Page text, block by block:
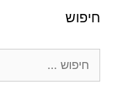
חיפוש